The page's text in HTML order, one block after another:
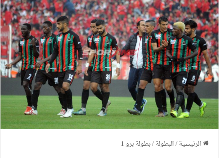
الرئيسية/البطولة/بطولة برو 1